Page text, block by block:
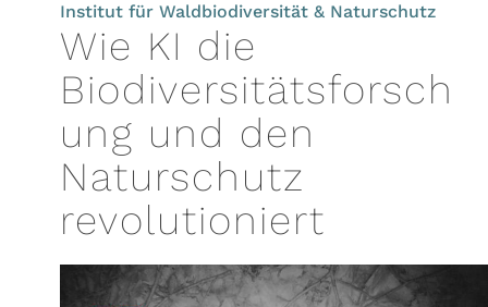
Institut für Waldbiodiversität & Naturschutz
Wie KI die
Biodiversitätsforsch
ung und den
Naturschutz
revolutioniert